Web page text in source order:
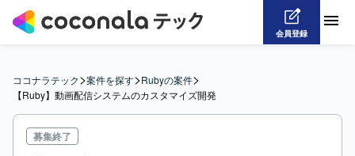
会員登録
ココナラテック>案件を探す>Rubyの案件>
【Ruby】動画配信システムのカスタマイズ開発
募集終了